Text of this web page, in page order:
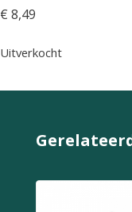
€ 8,49
Uitverkocht